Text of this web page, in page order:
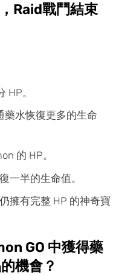
Raid戰鬥結束
HP。
藥水恢復更多的生命
的 HP。
一半的生命值。
擁有完整 HP 的神奇寶
GO 中獲得藥
機會？